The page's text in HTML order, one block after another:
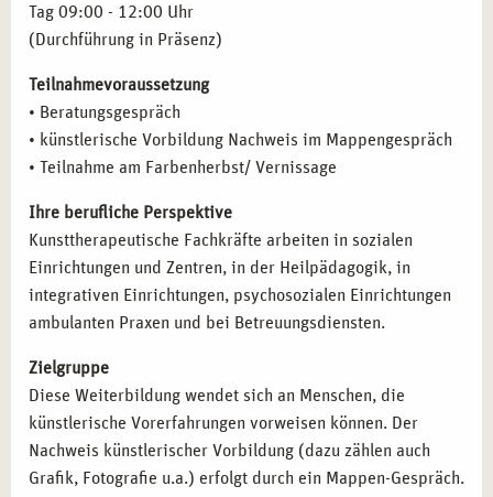
oderGrafikdesign , sowie an Fachkräfte aus der
Sozialpädagogik,Heilpädagogik
Kunstpädagogik
FAZIT
kunsttherapeutische
Praxisausbildungin Berlin zu beginnen. Werden Sie ein
Teil dercampus naturalis-Gemeinschaft und entwickeln Sie
sich zu einer kreativen Therapeutin bzw. einem
Therapeuten, der mit kunsttherapeutischen Methoden
tiefgreifende Veränderungsprozesse bei Klienten
Tag 09:00 - 12:00 Uhr
(Durchführung in Präsenz)
Teilnahmevoraussetzung
• Beratungsgespräch
• künstlerische Vorbildung Nachweis im Mappengespräch
• Teilnahme am Farbenherbst/ Vernissage
Ihre berufliche Perspektive
Kunsttherapeutische Fachkräfte arbeiten in sozialen
Einrichtungen und Zentren, in der Heilpädagogik, in
integrativen Einrichtungen, psychosozialen Einrichtungen
ambulanten Praxen und bei Betreuungsdiensten.
Zielgruppe
Diese Weiterbildung wendet sich an Menschen, die
künstlerische Vorerfahrungen vorweisen können. Der
Nachweis künstlerischer Vorbildung (dazu zählen auch
Grafik, Fotografie u.a.) erfolgt durch ein Mappen-Gespräch.